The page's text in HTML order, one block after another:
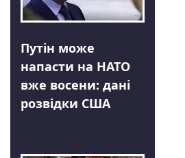
Путін може
напасти на НАТО
вже восени: дані
розвідки США